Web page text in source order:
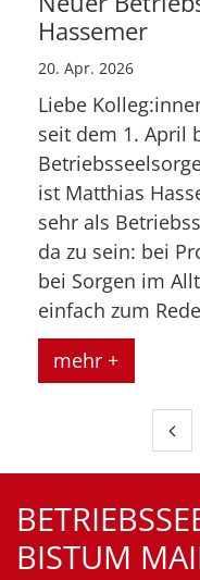
Hassemer
20. Apr. 2026
Liebe
seit dem 1. April
ist Matthias
sehr als
da zu sein: bei
bei Sorgen im
einfach zum
mehr +
BISTUM